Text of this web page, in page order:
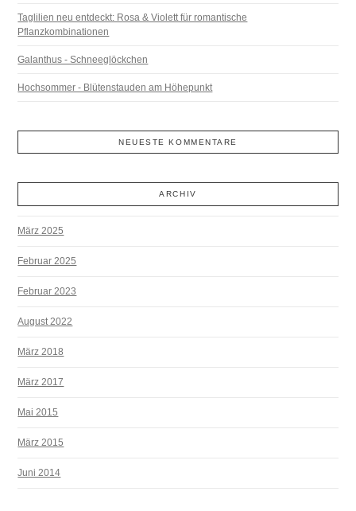
Taglilien neu entdeckt: Rosa & Violett für romantische
Pflanzkombinationen
Galanthus - Schneeglöckchen
Hochsommer - Blütenstauden am Höhepunkt
NEUESTE KOMMENTARE
ARCHIV
März 2025
Februar 2025
Februar 2023
August 2022
März 2018
März 2017
Mai 2015
März 2015
Juni 2014